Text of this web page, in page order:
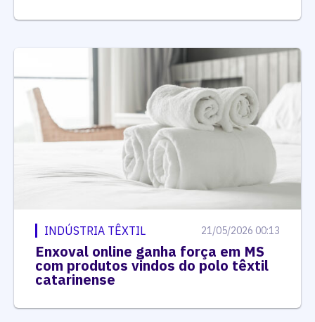
INDÚSTRIA TÊXTIL 21/05/2026 00:13
Enxoval online ganha força em MS
com produtos vindos do polo têxtil
catarinense